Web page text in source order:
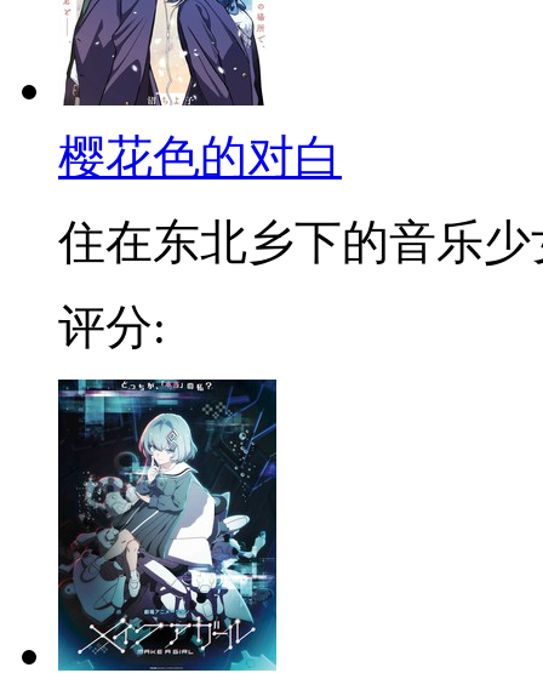
樱花色的对白
住在东北乡下的音乐少
评分: